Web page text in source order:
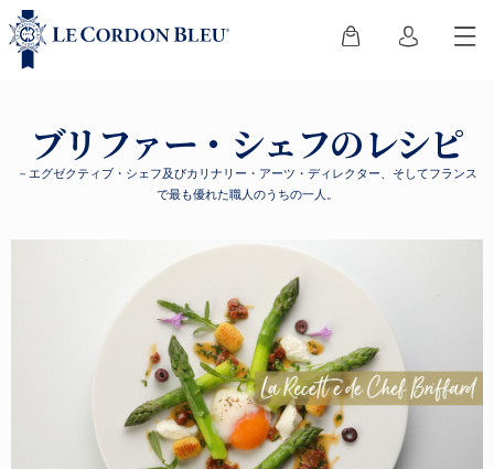
ブリファー・シェフのレシピ
－エグゼクティブ・シェフ及びカリナリー・アーツ・ディレクター、そしてフランス
で最も優れた職人のうちの一人。